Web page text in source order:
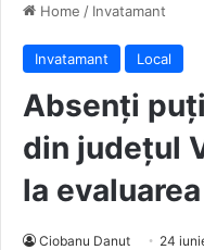
Home / Invatamant
Invatamant Local
Absenți
din județul
la
Ciobanu Danut 24